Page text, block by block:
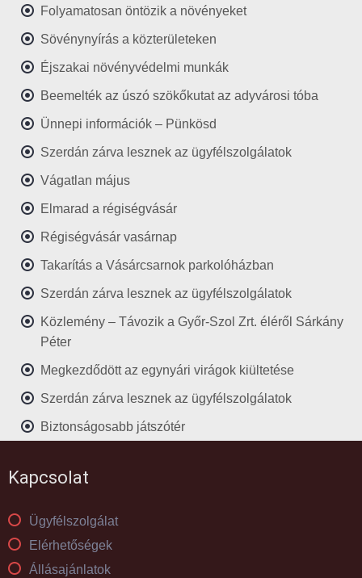
Folyamatosan öntözik a növényeket
Sövénynyírás a közterületeken
Éjszakai növényvédelmi munkák
Beemelték az úszó szökőkutat az adyvárosi tóba
Ünnepi információk – Pünkösd
Szerdán zárva lesznek az ügyfélszolgálatok
Vágatlan május
Elmarad a régiségvásár
Régiségvásár vasárnap
Takarítás a Vásárcsarnok parkolóházban
Szerdán zárva lesznek az ügyfélszolgálatok
Közlemény – Távozik a Győr-Szol Zrt. éléről Sárkány
Péter
Megkezdődött az egynyári virágok kiültetése
Szerdán zárva lesznek az ügyfélszolgálatok
Biztonságosabb játszótér
Kapcsolat
Ügyfélszolgálat
Elérhetőségek
Állásajánlatok